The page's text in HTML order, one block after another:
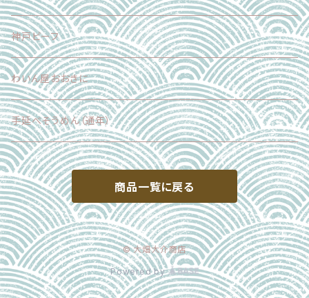
神戸ビーフ
わいん屋おおきに
手延べそうめん（通年）
商品一覧に戻る
© 大畑大介商店
Powered by